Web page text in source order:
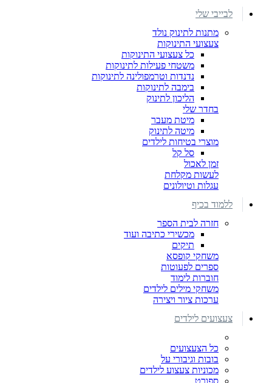
לבייבי שלי
מתנות לתינוק נולד
צעצועי התינוקות
כל צעצועי התינוקות
משטחי פעילות לתינוקות
נדנדות וטרמפולינה לתינוקות
בימבה לתינוקות
הליכון לתינוק
בחדר שלי
מיטת מעבר
מיטה לתינוק
מוצרי בטיחות לילדים
סל קל
זמן לאכול
לעשות מקלחת
עגלות וטיולונים
ללמוד בכיף
חזרה לבית הספר
מכשירי כתיבה ועוד
תיקים
משחקי קופסא
ספרים לפעוטות
חוברות לימוד
משחקי מילים לילדים
ערכות ציור ויצירה
צעצועים לילדים
כל הצעצועים
בובות וגיבורי על
מכוניות צעצוע לילדים
ספורט